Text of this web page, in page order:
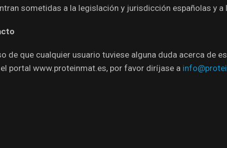
sometidas a la legislación y jurisdicción españolas y a
de que cualquier usuario tuviese alguna duda acerca de
portal www.proteinmat.es, por favor diríjase a